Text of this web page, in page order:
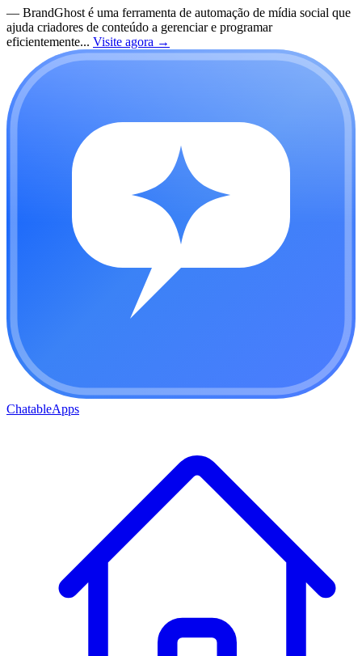
— BrandGhost é uma ferramenta de automação de mídia social que
ajuda criadores de conteúdo a gerenciar e programar
eficientemente... Visite agora →
ChatableApps